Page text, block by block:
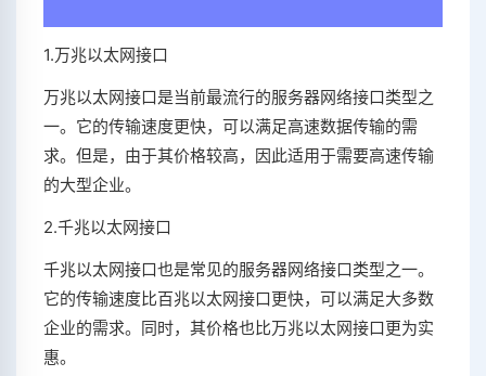
1.万兆以太网接口
万兆以太网接口是当前最流行的服务器网络接口类型之
一。它的传输速度更快，可以满足高速数据传输的需
求。但是，由于其价格较高，因此适用于需要高速传输
的大型企业。
2.千兆以太网接口
千兆以太网接口也是常见的服务器网络接口类型之一。
它的传输速度比百兆以太网接口更快，可以满足大多数
企业的需求。同时，其价格也比万兆以太网接口更为实
惠。